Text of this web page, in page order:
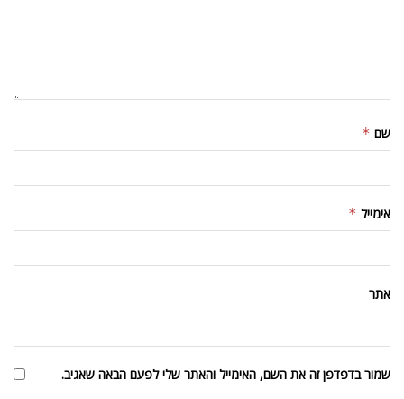
שם *
אימייל *
אתר
שמור בדפדפן זה את השם, האימייל והאתר שלי לפעם הבאה שאגיב.